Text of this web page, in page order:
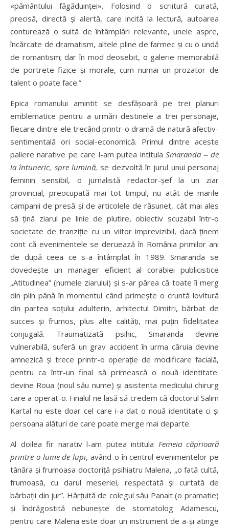
«pământului făgăduinței». Folosind o scriitură curată,
precisă, directă și alertă, care incită la lectură, autoarea
conturează o suită de întâmplări relevante, unele aspre,
încărcate de dramatism, altele pline de farmec și cu o undă
de romantism; dar în mod deosebit, o galerie memorabilă
de portrete fizice și morale, cum numai un prozator de
talent o poate face.”
Epica romanului amintit se desfășoară pe trei planuri
emblematice pentru a urmări destinele a trei personaje,
fiecare dintre ele trecând printr-o dramă de natură afectiv-
sentimentală ori social-economică. Primul dintre aceste
paliere narative pe care l-am putea intitulaSmaranda ‒de
la întuneric, spre lumină, se dezvoltă în jurul unui personaj
feminin sensibil, o jurnalistă redactor-șef la un ziar
provincial, preocupată mai tot timpul, nu atât de marile
campanii de presă și de articolele de răsunet, cât mai ales
să țină ziarul pe linie de plutire, obiectiv scuzabil într-o
societate de tranziție cu un viitor imprevizibil, dacă ținem
cont că evenimentele se deruează în România primilor ani
de după ceea ce s-a întâmplat în 1989. Smaranda se
dovedește un manager eficient al corabiei publicistice
„Atitudinea” (numele ziarului) și s-ar părea că toate îi merg
din plin până în momentul când primește o cruntă lovitură
din partea soțului adulterin, arhitectul Dimitri, bărbat de
succes și frumos, plus alte calități, mai puțin fidelitatea
conjugală. Traumatizată psihic, Smaranda devine
vulnerabilă, suferă un grav accident în urma căruia devine
amnezică și trece printr-o operație de modificare facială,
pentru ca într-un final să primească o nouă identitate:
devine Roua (noul său nume) și asistenta medicului chirurg
care a operat-o. Finalul ne lasă să credem că doctorul Salim
Kartal nu este doar cel care i-a dat o nouă identitate ci și
persoana alături de care poate merge mai departe.
Al doilea fir narativ l-am putea intitula Femeia căprioară
printre o lumede lupi, având-o în centrul evenimentelor pe
tânăra și frumoasa doctoriță psihiatru Malena, „o fată cultă,
frumoasă, cu darul meseriei, respectată și curtată de
bărbații din jur”. Hărțuită de colegul său Panait (o pramatie)
și îndrăgostită nebunește de stomatolog Adamescu,
pentru care Malena este doar un instrument de a-și atinge